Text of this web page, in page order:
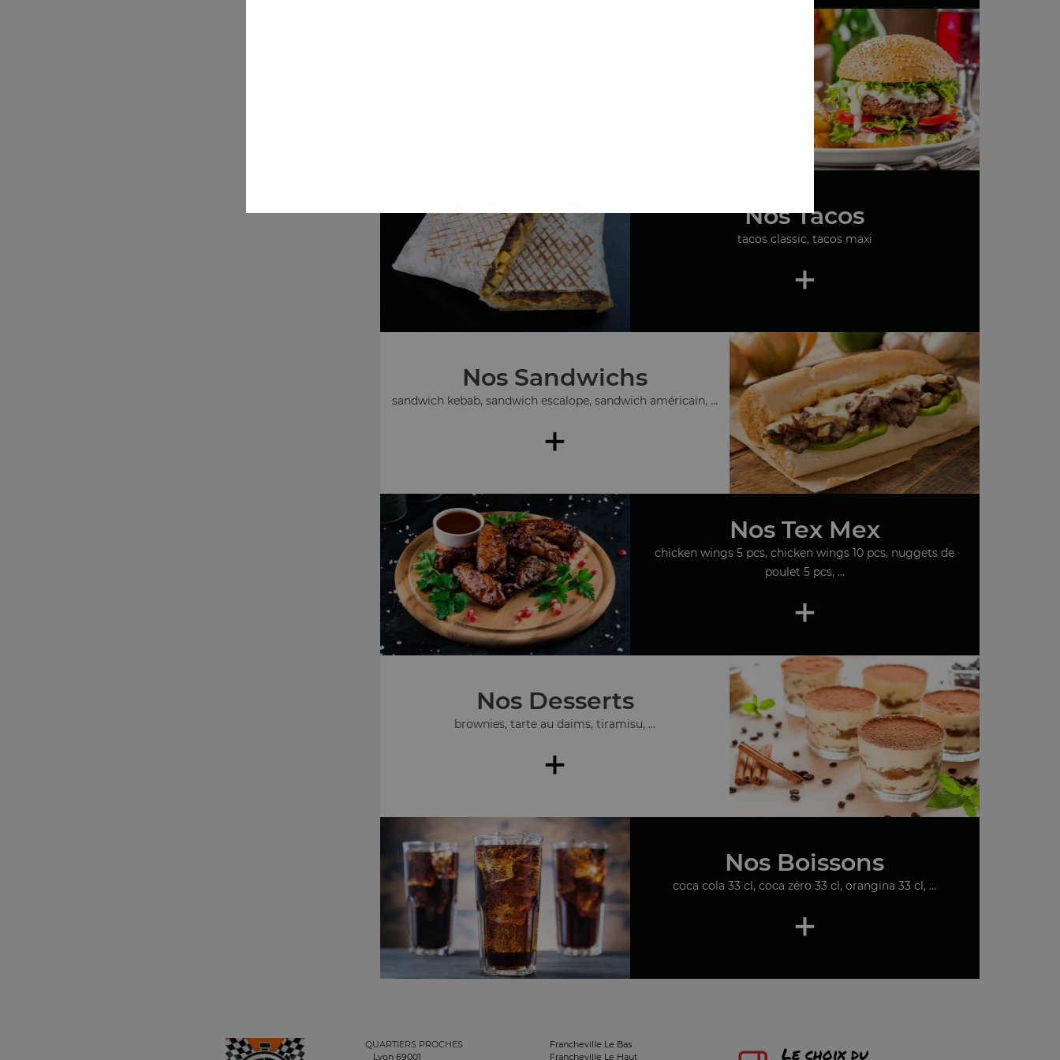
Nos Tacos
tacos classic, tacos maxi
+
Nos Sandwichs
sandwich kebab, sandwich escalope, sandwich américain, ...
+
Nos Tex Mex
chicken wings 5 pcs, chicken wings 10 pcs, nuggets de
poulet 5 pcs, ...
+
Nos Desserts
brownies, tarte au daims, tiramisu, ...
+
Nos Boissons
coca cola 33 cl, coca zéro 33 cl, orangina 33 cl, ...
+
QUARTIERS PROCHES
Lyon 69001
Francheville Le Bas
Francheville Le Haut
Le choix du